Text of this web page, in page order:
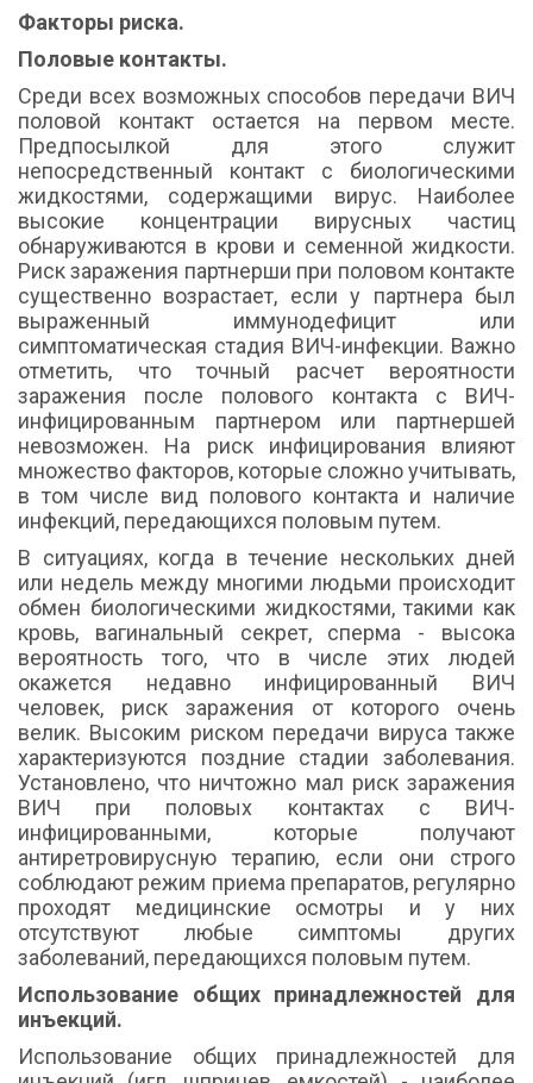
Факторы риска.
Половые контакты.
Среди всех возможных способов передачи ВИЧ
половой контакт остается на первом месте.
Предпосылкой для этого служит
непосредственный контакт с биологическими
жидкостями, содержащими вирус. Наиболее
высокие концентрации вирусных частиц
обнаруживаются в крови и семенной жидкости.
Риск заражения партнерши при половом контакте
существенно возрастает, если у партнера был
выраженный иммунодефицит или
симптоматическая стадия ВИЧ-инфекции. Важно
отметить, что точный расчет вероятности
заражения после полового контакта с ВИЧ-
инфицированным партнером или партнершей
невозможен. На риск инфицирования влияют
множество факторов, которые сложно учитывать,
в том числе вид полового контакта и наличие
инфекций, передающихся половым путем.
В ситуациях, когда в течение нескольких дней
или недель между многими людьми происходит
обмен биологическими жидкостями, такими как
кровь, вагинальный секрет, сперма - высока
вероятность того, что в числе этих людей
окажется недавно инфицированный ВИЧ
человек, риск заражения от которого очень
велик. Высоким риском передачи вируса также
характеризуются поздние стадии заболевания.
Установлено, что ничтожно мал риск заражения
ВИЧ при половых контактах с ВИЧ-
инфицированными, которые получают
антиретровирусную терапию, если они строго
соблюдают режим приема препаратов, регулярно
проходят медицинские осмотры и у них
отсутствуют любые симптомы других
заболеваний, передающихся половым путем.
Использование общих принадлежностей для
инъекций.
Использование общих принадлежностей для